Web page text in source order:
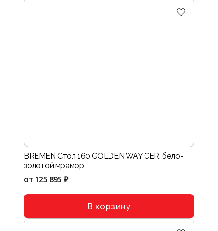
BREMEN Стол 160 GOLDEN WAY CER, бело-
золотой мрамор
от 125 895 ₽
В корзину